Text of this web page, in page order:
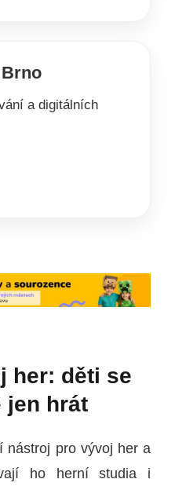
a digitálních
her: děti se
jen hrát
nástroj pro vývoj her a
ho herní studia i